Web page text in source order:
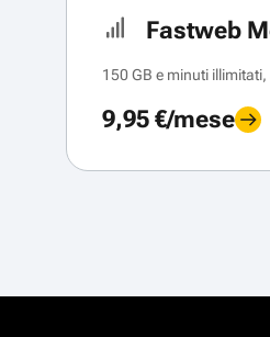
Fastweb
150 GB e minuti
9,95 €/mese